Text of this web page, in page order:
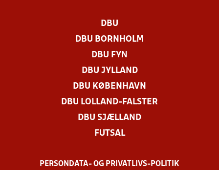
DBU
DBU BORNHOLM
DBU FYN
DBU JYLLAND
DBU KØBENHAVN
DBU LOLLAND-FALSTER
DBU SJÆLLAND
FUTSAL
PERSONDATA- OG PRIVATLIVS-POLITIK